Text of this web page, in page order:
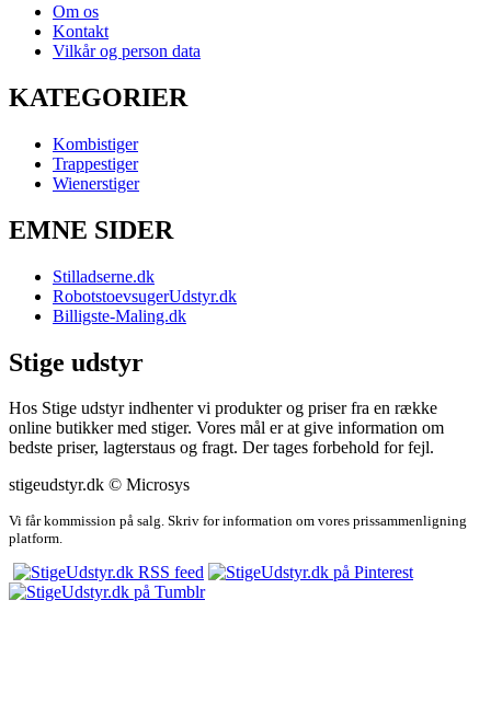
Om os
Kontakt
Vilkår og person data
KATEGORIER
Kombistiger
Trappestiger
Wienerstiger
EMNE SIDER
Stilladserne.dk
RobotstoevsugerUdstyr.dk
Billigste-Maling.dk
Stige udstyr
Hos Stige udstyr indhenter vi produkter og priser fra en række
online butikker med stiger. Vores mål er at give information om
bedste priser, lagterstaus og fragt. Der tages forbehold for fejl.
stigeudstyr.dk © Microsys
Vi får kommission på salg. Skriv for information om vores prissammenligning
platform.